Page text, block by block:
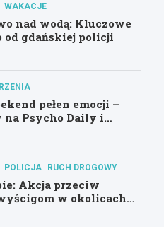
WAKACJE
nad wodą: Kluczowe
od gdańskiej policji
pełen emocji –
na Psycho Daily i
POLICJA RUCH DROGOWY
Akcja przeciw
w okolicach